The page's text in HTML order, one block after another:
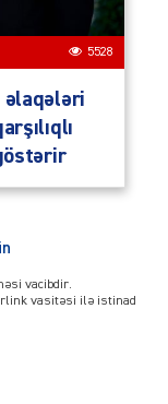
5528
əlaqələri
vacibdir.
vasitəsi ilə istinad